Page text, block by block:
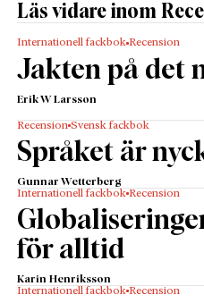
Läs vidare inom
Internationell fackbok Recension
Jakten på det
Erik W Larsson
Recension Svensk fackbok
Språket är
Gunnar Wetterberg
Internationell fackbok Recension
för alltid
Karin Henriksson
Internationell fackbok Recension